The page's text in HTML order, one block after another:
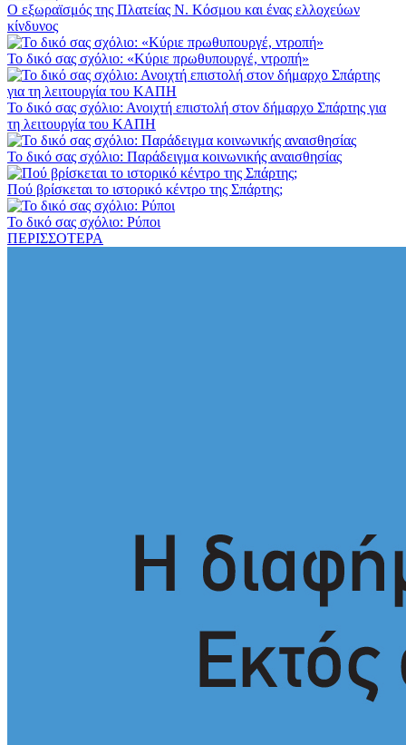
Ο εξωραϊσμός της Πλατείας Ν. Κόσμου και ένας ελλοχεύων
κίνδυνος
Το δικό σας σχόλιο: «Κύριε πρωθυπουργέ, ντροπή»
Το δικό σας σχόλιο: Ανοιχτή επιστολή στον δήμαρχο Σπάρτης για
τη λειτουργία του ΚΑΠΗ
Το δικό σας σχόλιο: Παράδειγμα κοινωνικής αναισθησίας
Πού βρίσκεται το ιστορικό κέντρο της Σπάρτης;
Το δικό σας σχόλιο: Ρύποι
ΠΕΡΙΣΣΟΤΕΡΑ